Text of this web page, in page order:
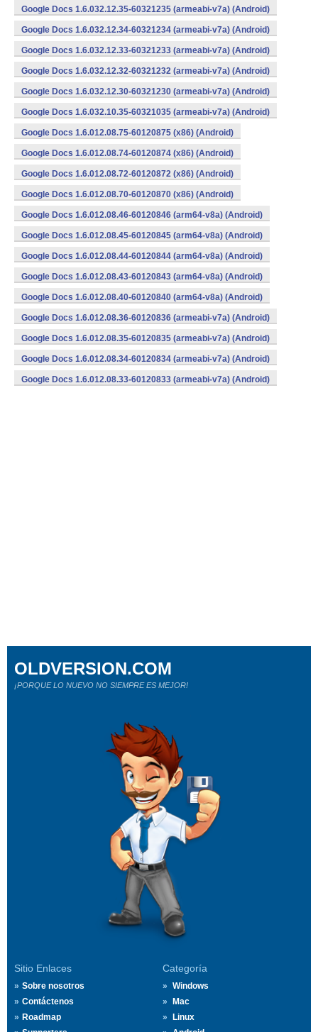
Google Docs 1.6.032.12.35-60321235 (armeabi-v7a) (Android)
Google Docs 1.6.032.12.34-60321234 (armeabi-v7a) (Android)
Google Docs 1.6.032.12.33-60321233 (armeabi-v7a) (Android)
Google Docs 1.6.032.12.32-60321232 (armeabi-v7a) (Android)
Google Docs 1.6.032.12.30-60321230 (armeabi-v7a) (Android)
Google Docs 1.6.032.10.35-60321035 (armeabi-v7a) (Android)
Google Docs 1.6.012.08.75-60120875 (x86) (Android)
Google Docs 1.6.012.08.74-60120874 (x86) (Android)
Google Docs 1.6.012.08.72-60120872 (x86) (Android)
Google Docs 1.6.012.08.70-60120870 (x86) (Android)
Google Docs 1.6.012.08.46-60120846 (arm64-v8a) (Android)
Google Docs 1.6.012.08.45-60120845 (arm64-v8a) (Android)
Google Docs 1.6.012.08.44-60120844 (arm64-v8a) (Android)
Google Docs 1.6.012.08.43-60120843 (arm64-v8a) (Android)
Google Docs 1.6.012.08.40-60120840 (arm64-v8a) (Android)
Google Docs 1.6.012.08.36-60120836 (armeabi-v7a) (Android)
Google Docs 1.6.012.08.35-60120835 (armeabi-v7a) (Android)
Google Docs 1.6.012.08.34-60120834 (armeabi-v7a) (Android)
Google Docs 1.6.012.08.33-60120833 (armeabi-v7a) (Android)
Sitio Enlaces
Sobre nosotros
Contáctenos
Roadmap
Categoría
Windows
Mac
Linux
OLDVERSION.COM
¡PORQUE LO NUEVO NO SIEMPRE ES MEJOR!